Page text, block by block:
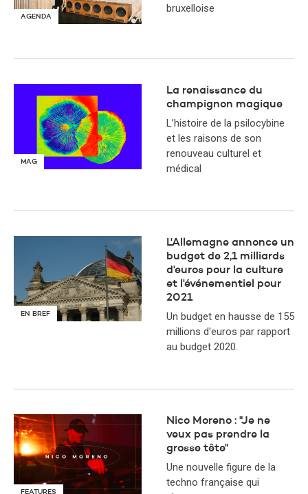
AGENDA
bruxelloise
MAG
La renaissance du
champignon magique
L’histoire de la psilocybine
et les raisons de son
renouveau culturel et
médical
EN BREF
L'Allemagne annonce un
budget de 2,1 milliards
d'euros pour la culture
et l'événementiel pour
2021
Un budget en hausse de 155
millions d'euros par rapport
au budget 2020.
FEATURES
Nico Moreno : "Je ne
veux pas prendre la
grosse tête"
Une nouvelle figure de la
techno française qui